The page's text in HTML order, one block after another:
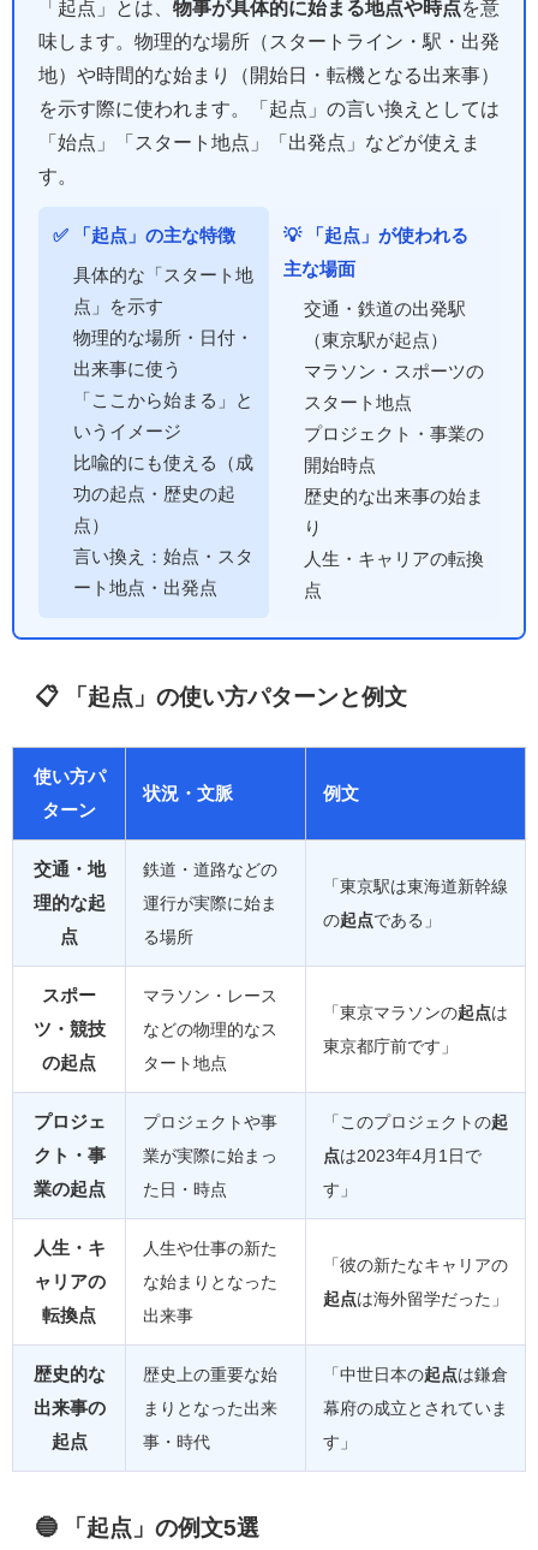
「起点」とは、 物事が具体的に始まる地点や時点を意
味します。物理的な場所（スタートライン・駅・出発
地）や時間的な始まり（開始日・転機となる出来事）
を示す際に使われます。「起点」の言い換えとしては
「始点」「スタート地点」「出発点」などが使えま
す。
✅ 「起点」の主な特徴
具体的な「スタート地
点」を示す
物理的な場所・日付・
出来事に使う
「ここから始まる」と
いうイメージ
比喩的にも使える（成
功の起点・歴史の起
点）
言い換え：始点・スタ
ート地点・出発点
💡 「起点」が使われる
主な場面
交通・鉄道の出発駅
（東京駅が起点）
マラソン・スポーツの
スタート地点
プロジェクト・事業の
開始時点
歴史的な出来事の始ま
り
人生・キャリアの転換
点
📋 「起点」の使い方パターンと例文
使い方パ
ターン
状況・文脈 例文
交通・地
理的な起
点
鉄道・道路などの
運行が実際に始ま
る場所
「東京駅は東海道新幹線
の起点である」
スポー
ツ・競技
の起点
マラソン・レース
などの物理的なス
タート地点
「東京マラソンの起点は
東京都庁前です」
プロジェ
クト・事
業の起点
プロジェクトや事
業が実際に始まっ
た日・時点
「このプロジェクトの起
点は2023年4月1日で
す」
人生・キ
ャリアの
転換点
人生や仕事の新た
な始まりとなった
出来事
「彼の新たなキャリアの
起点は海外留学だった」
歴史的な
出来事の
起点
歴史上の重要な始
まりとなった出来
事・時代
「中世日本の起点は鎌倉
幕府の成立とされていま
す」
🔵 「起点」の例文5選